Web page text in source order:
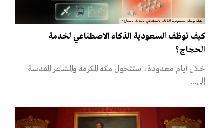
كيف توظف السعودية الذكاء الاصطناعي لخدمة الحجاج؟
كيف توظف السعودية الذكاء الاصطناعي لخدمة
الحجاج؟
خلال أيام معدودة، ستتحول مكة المكرمة والمشاعر المقدسة
إلى…